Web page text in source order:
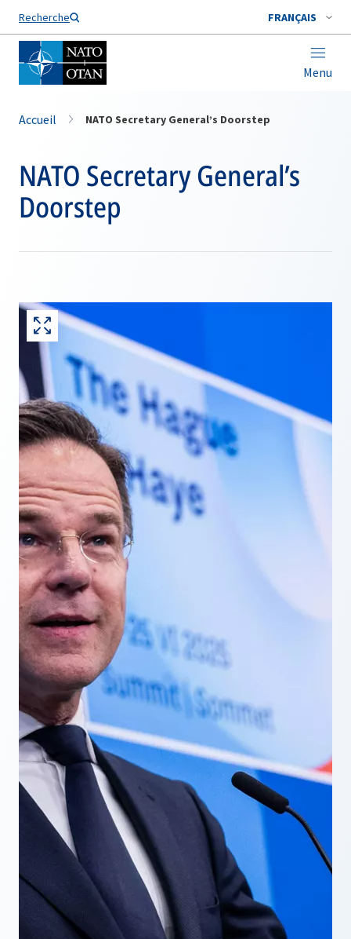
Recherche FRANÇAIS
Menu
Nom de famille*
Accueil NATO Secretary General’s Doorstep
NATO Secretary General’s
Doorstep